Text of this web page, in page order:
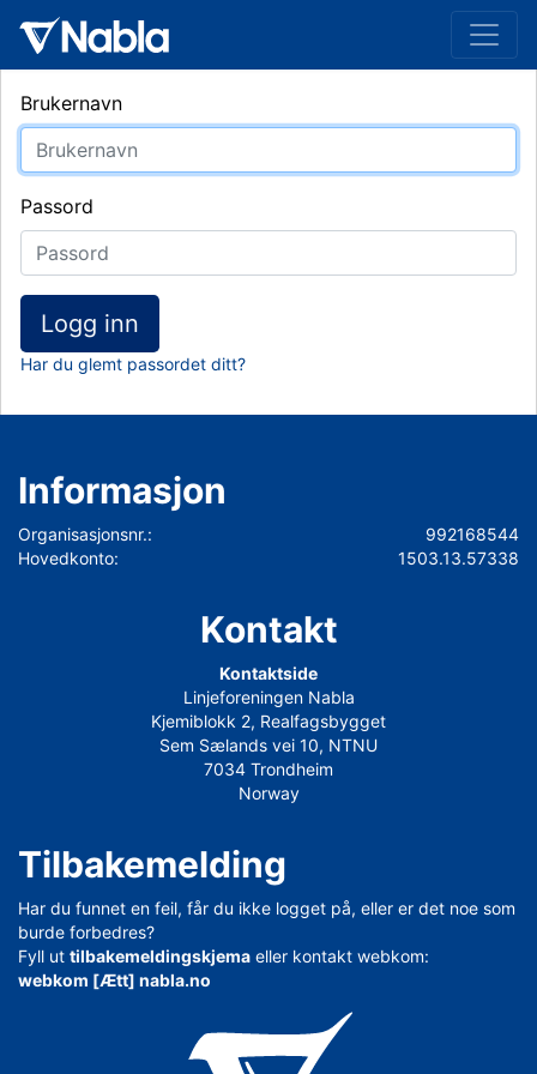
Brukernavn
Passord
Logg inn
Har du glemt passordet ditt?
Informasjon
Organisasjonsnr.:
992168544
Hovedkonto:
1503.13.57338
Kontakt
Kontaktside
Linjeforeningen Nabla
Kjemiblokk 2, Realfagsbygget
Sem Sælands vei 10, NTNU
7034 Trondheim
Norway
Tilbakemelding
Har du funnet en feil, får du ikke logget på, eller er det noe som
burde forbedres?
Fyll ut tilbakemeldingskjema eller kontakt webkom:
webkom [Ætt] nabla.no